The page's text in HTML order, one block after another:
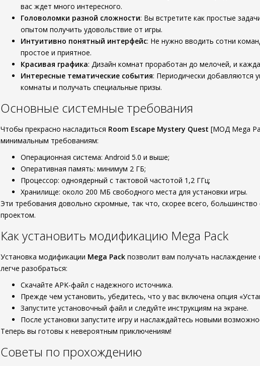
вас ждет много интересного.
Головоломки разной сложности: Вы встретите как простые
опытом получить удовольствие от игры.
Интуитивно понятный интерфейс: Не нужно вводить сотни
простое и приятное.
Красивая графика: Дизайн комнат проработан до мелочей, и
Интересные тематические события: Периодически добавляются
комнаты и получать специальные призы.
Основные системные требования
Чтобы прекрасно насладиться Room Escape Mystery Quest [МОД Mega
минимальным требованиям:
Операционная система: Android 5.0 и выше;
Оперативная память: минимум 2 ГБ;
Процессор: одноядерный с тактовой частотой 1,2 ГГц;
Хранилище: около 200 МБ свободного места для установки игры.
Эти требования довольно скромные, так что, скорее всего,
проектом.
Как установить модификацию Mega Pack
Установка модификации Mega Pack позволит вам получать
легче разобраться:
Скачайте APK-файл с надежного источника.
Прежде чем установить, убедитесь, что у вас включена опция
Запустите установочный файл и следуйте инструкциям на экране.
После установки запустите игру и наслаждайтесь новыми
Теперь вы готовы к невероятным приключениям!
Советы по прохождению